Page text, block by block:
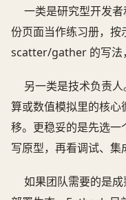
一类是研究型开发
份页面当作练习册，按
scatter/gather 的写法
另一类是技术负责
算或数值模拟里的核
移。更稳妥的是先选
写原型，再看调试、集
如果团队需要的是